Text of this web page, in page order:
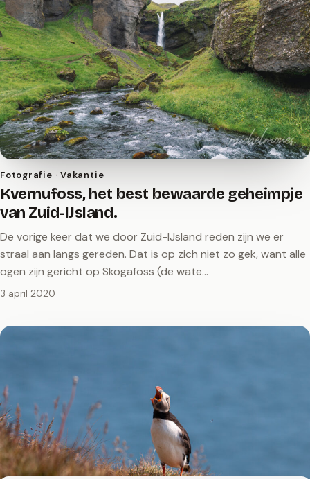
Fotografie · Vakantie
Kvernufoss, het best bewaarde geheimpje
van Zuid-IJsland.
De vorige keer dat we door Zuid-IJsland reden zijn we er
straal aan langs gereden. Dat is op zich niet zo gek, want alle
ogen zijn gericht op Skogafoss (de wate…
3 april 2020